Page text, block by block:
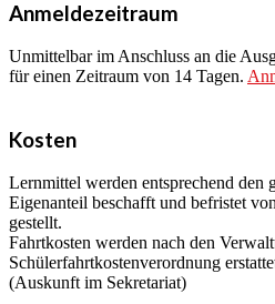
Anmeldezeitraum
Unmittelbar im Anschluss an die
für einen Zeitraum von 14 Tagen.
Kosten
Lernmittel werden entsprechend den
Eigenanteil beschafft und befristet
gestellt.
Fahrtkosten werden nach den
Schülerfahrtkostenverordnung
(Auskunft im Sekretariat)